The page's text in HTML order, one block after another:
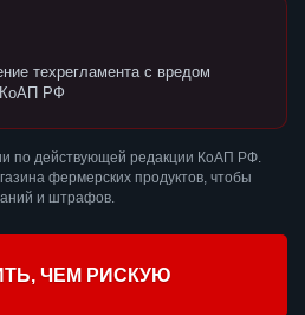
техрегламента с вредом
КоАП РФ
по действующей редакции КоАП РФ.
фермерских продуктов, чтобы
и штрафов.
ЧЕМ РИСКУЮ